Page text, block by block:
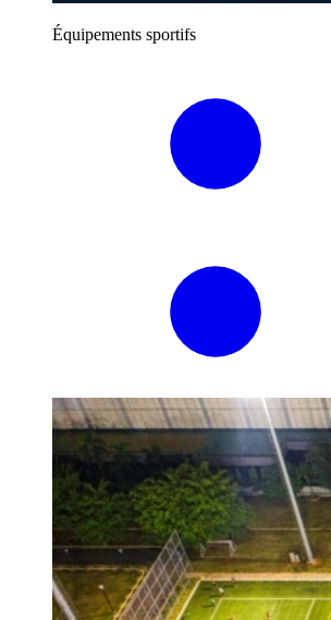
Équipements sportifs